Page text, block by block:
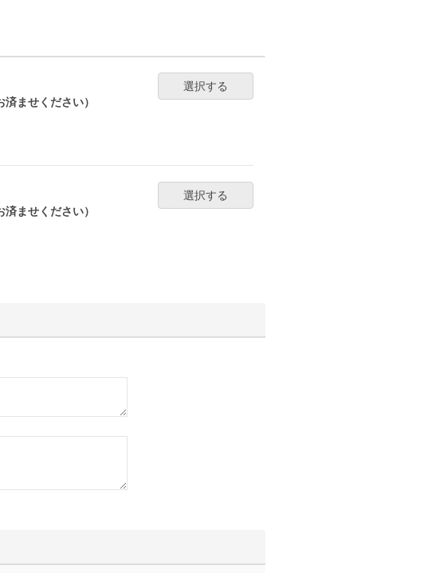
選択する
ませください）
選択する
ませください）